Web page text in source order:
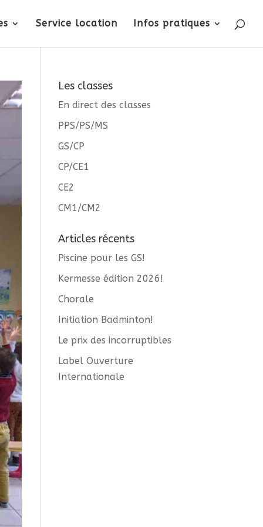
Service location Infos pratiques
Les classes
En direct des classes
PPS/PS/MS
GS/CP
CP/CE1
CE2
CM1/CM2
Articles récents
Piscine pour les GS!
Kermesse édition 2026!
Chorale
Initiation Badminton!
Le prix des incorruptibles
Label Ouverture
Internationale